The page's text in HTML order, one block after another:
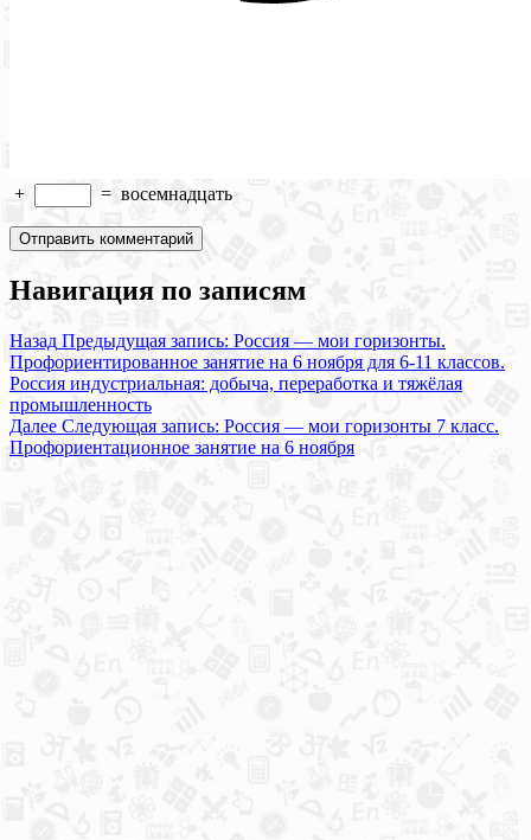
+ = восемнадцать
Навигация по записям
Назад Предыдущая запись: Россия — мои горизонты.
Профориентированное занятие на 6 ноября для 6-11 классов.
Россия индустриальная: добыча, переработка и тяжёлая
промышленность
Далее Следующая запись: Россия — мои горизонты 7 класс.
Профориентационное занятие на 6 ноября